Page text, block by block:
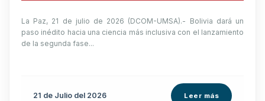
La Paz, 21 de julio de 2026 (DCOM-UMSA).- Bolivia dará un
paso inédito hacia una ciencia más inclusiva con el lanzamiento
de la segunda fase...
21 de Julio del 2026 Leer más